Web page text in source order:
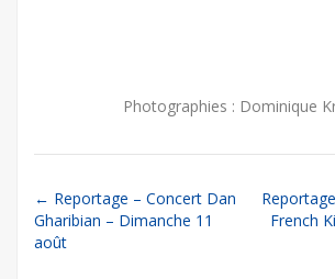
Photographies : Dominique
Post
navigation
← Reportage – Concert Dan
Gharibian – Dimanche 11
août
French